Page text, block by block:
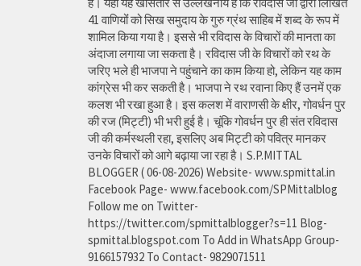
41 वाणियोंं को सिख समुदाय के गुरु ग्रंथ साहिब में शब्द के रूप में
शामिल किया गया है। इससे भी रविदास के विचारों की मानता का
अंदाजा लगाया जा सकता है। रविदास जी के विचारों को रथ के
जरिए भले ही भाजपा ने पहुंचाने का काम किया हो, लेकिन यह काम
कांग्रेस भी कर सकती है। भाजपा ने रथ रवाना किए हैं उनमें एक
कलश भी रखा हुआ है। इस कलश में वाराणसी के क्षीर, गोवर्धन पुर
की रज (मिट्टी) भी भरी हुई है। चूंकि गोवर्धन पुर ही संत रविदास
जी की कर्मस्थली रहा, इसलिए अब मिट्टी को पवित्र मानकर
उनके विचारों को आगे बढ़ाया जा रहा है। S.P.MITTAL
BLOGGER ( 06-08-2026) Website- www.spmittal.in
Facebook Page- www.facebook.com/SPMittalblog
Follow me on Twitter-
https://twitter.com/spmittalblogger?s=11 Blog-
spmittal.blogspot.com To Add in WhatsApp Group-
9166157932 To Contact- 9829071511